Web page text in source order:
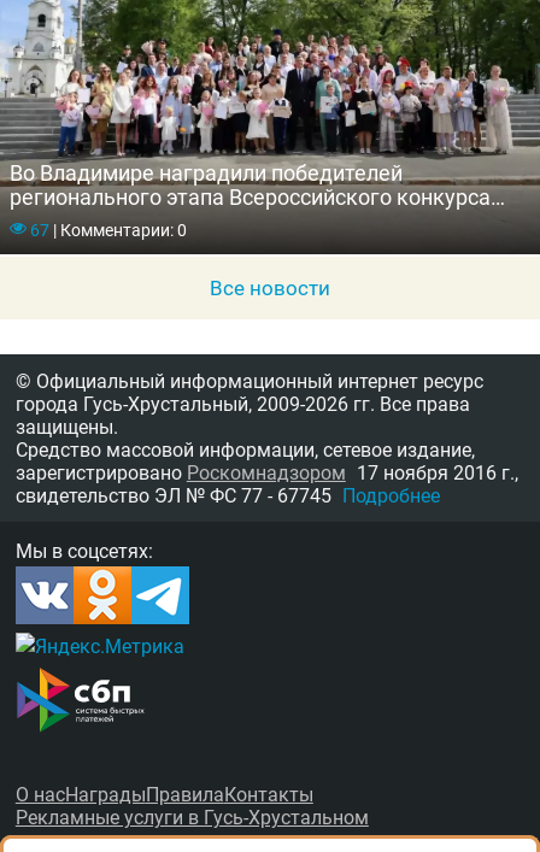
Во Владимире наградили победителей
регионального этапа Всероссийского конкурса
«Семья года»
67 |Комментарии: 0
Все новости
© Официальный информационный интернет ресурс
города Гусь-Хрустальный, 2009-2026 гг. Все права
защищены.
Средство массовой информации, сетевое издание,
зарегистрировано Роскомнадзором 17 ноября 2016 г.,
свидетельство ЭЛ № ФС 77 - 67745 Подробнее
Мы в соцсетях:
О насНаграды Правила Контакты
Рекламные услуги в Гусь-Хрустальном